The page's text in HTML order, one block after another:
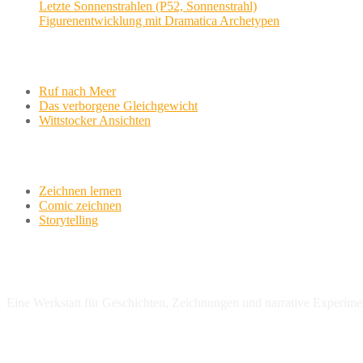
Letzte Sonnenstrahlen (P52, Sonnenstrahl)
Figurenentwicklung mit Dramatica Archetypen
Ruf nach Meer
Das verborgene Gleichgewicht
Wittstocker Ansichten
Zeichnen lernen
Comic zeichnen
Storytelling